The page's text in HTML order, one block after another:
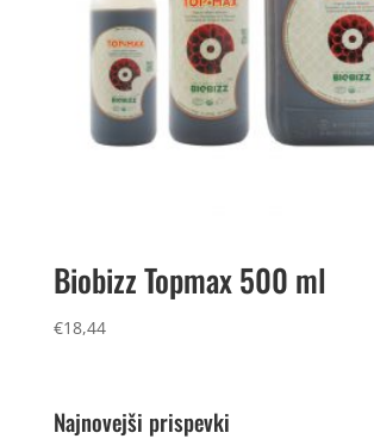
Biobizz Topmax 500 ml
€18,44
Najnovejši prispevki